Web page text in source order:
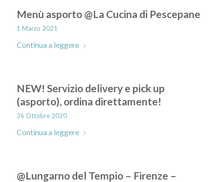
Menù asporto @La Cucina di Pescepane
1 Marzo 2021
Continua a leggere
NEW! Servizio delivery e pick up
(asporto), ordina direttamente!
26 Ottobre 2020
Continua a leggere
@Lungarno del Tempio – Firenze –